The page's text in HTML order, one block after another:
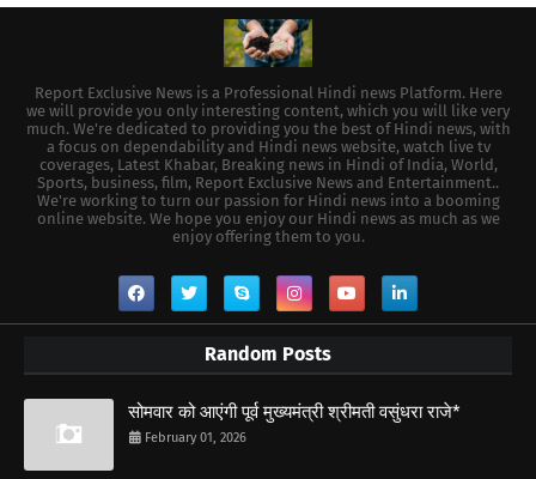
Report Exclusive News is a Professional Hindi news Platform. Here
we will provide you only interesting content, which you will like very
much. We're dedicated to providing you the best of Hindi news, with
a focus on dependability and Hindi news website, watch live tv
coverages, Latest Khabar, Breaking news in Hindi of India, World,
Sports, business, film, Report Exclusive News and Entertainment..
We're working to turn our passion for Hindi news into a booming
online website. We hope you enjoy our Hindi news as much as we
enjoy offering them to you.
Random Posts
सोमवार को आएंगी पूर्व मुख्यमंत्री श्रीमती वसुंधरा राजे*
February 01, 2026